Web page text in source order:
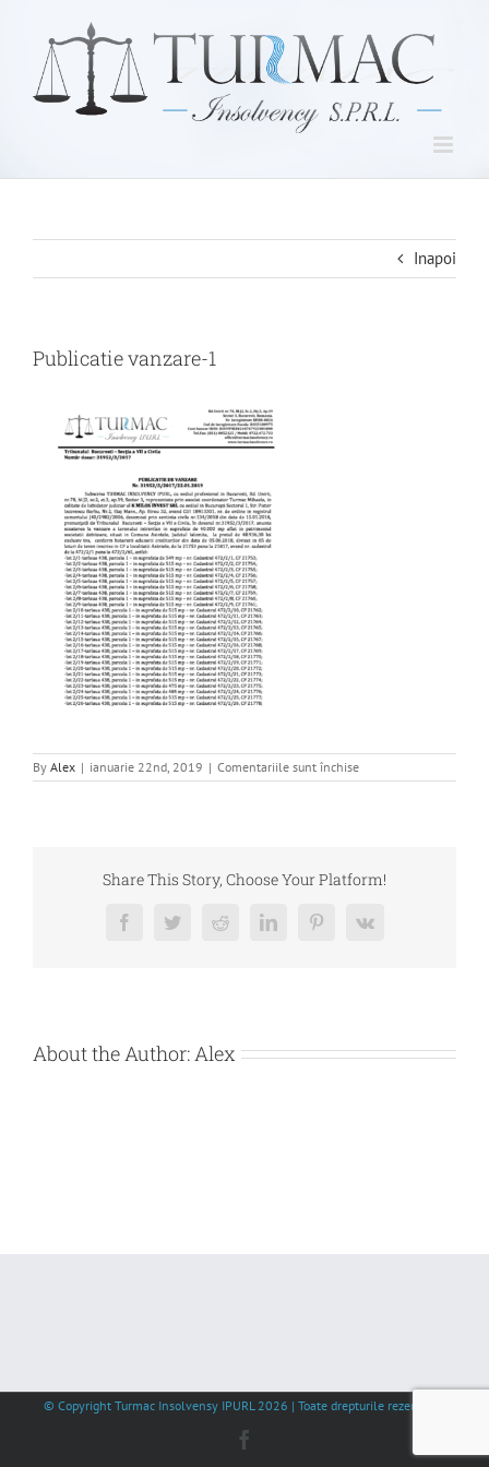
content
Inapoi
Publicatie vanzare-1
By Alex | ianuarie 22nd, 2019 | Comentariile sunt închisepentru
Publicatie
Share This Story, Choose Your Platform!
FacebookTwitterRedditLinkedInPinterest
Vk
About the Author: Alex
© Copyright Turmac Insolvensy IPURL 2026 | Toate drepturile rezervate |